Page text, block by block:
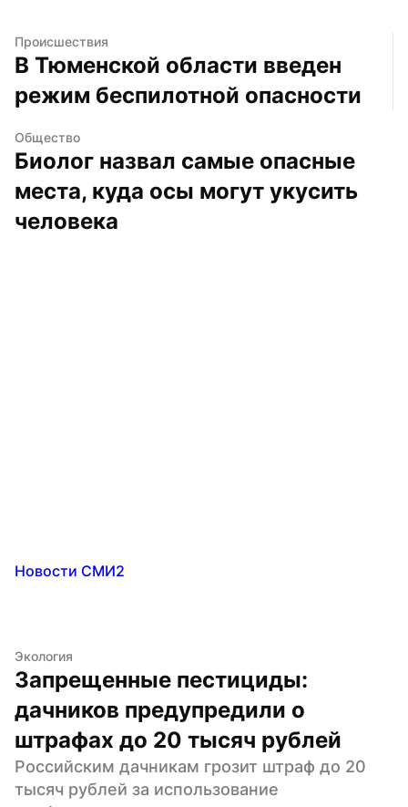
Происшествия
В Тюменской области введен
режим беспилотной опасности
Общество
Биолог назвал самые опасные
места, куда осы могут укусить
человека
Новости СМИ2
Экология
Запрещенные пестициды:
дачников предупредили о
штрафах до 20 тысяч рублей
Российским дачникам грозит штраф до 20
тысяч рублей за использование